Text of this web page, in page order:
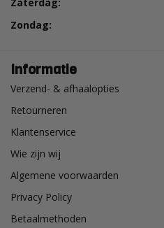
Zondag:
Informatie
Verzend- & afhaalopties
Retourneren
Klantenservice
Wie zijn wij
Algemene voorwaarden
Privacy Policy
Betaalmethoden